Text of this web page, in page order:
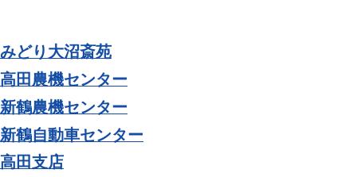
みどり大沼斎苑
高田農機センター
新鶴農機センター
新鶴自動車センター
高田支店